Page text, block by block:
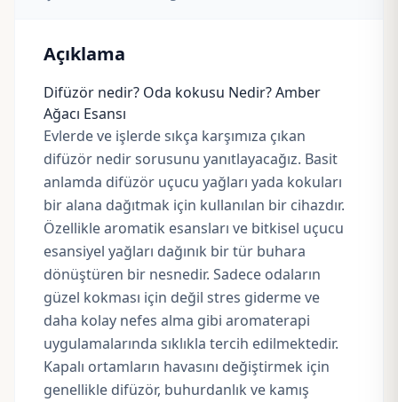
Açıklama
Difüzör nedir? Oda kokusu Nedir? Amber
Ağacı Esansı
Evlerde ve işlerde sıkça karşımıza çıkan
difüzör nedir sorusunu yanıtlayacağız. Basit
anlamda difüzör uçucu yağları yada kokuları
bir alana dağıtmak için kullanılan bir cihazdır.
Özellikle aromatik esansları ve bitkisel uçucu
esansiyel yağları dağınık bir tür buhara
dönüştüren bir nesnedir. Sadece odaların
güzel kokması için değil stres giderme ve
daha kolay nefes alma gibi aromaterapi
uygulamalarında sıklıkla tercih edilmektedir.
Kapalı ortamların havasını değiştirmek için
genellikle difüzör, buhurdanlık ve kamış